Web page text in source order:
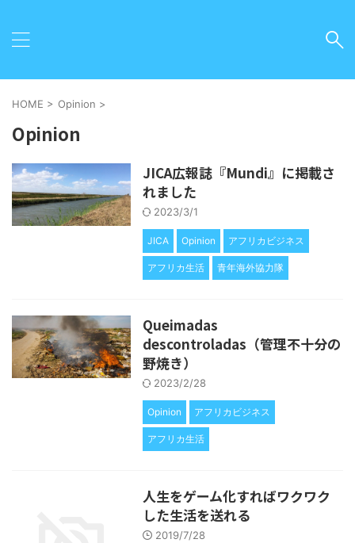
HOME > Opinion >
Opinion
JICA広報誌『Mundi』に掲載さ
れました
2023/3/1
JICA Opinion アフリカビジネス
アフリカ生活 青年海外協力隊
Queimadas
descontroladas（管理不十分の
野焼き）
2023/2/28
Opinion アフリカビジネス
アフリカ生活
人生をゲーム化すればワクワク
した生活を送れる
2019/7/28